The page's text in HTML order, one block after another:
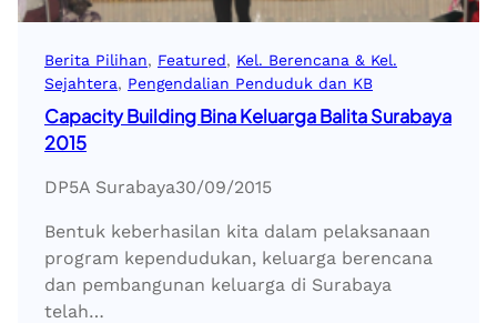
Berita Pilihan, Featured, Kel. Berencana & Kel.
Sejahtera, Pengendalian Penduduk dan KB
Capacity Building Bina Keluarga Balita Surabaya
2015
DP5A Surabaya30/09/2015
Bentuk keberhasilan kita dalam pelaksanaan
program kependudukan, keluarga berencana
dan pembangunan keluarga di Surabaya
telah…